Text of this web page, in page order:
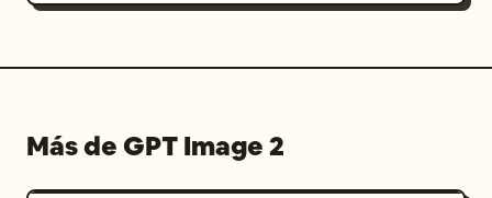
Más de GPT Image 2